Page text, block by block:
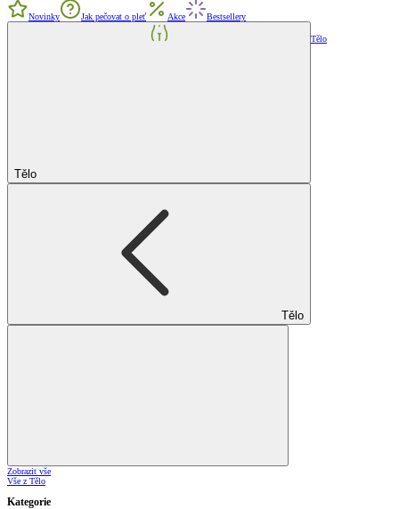
Novinky Jak pečovat o pleť Akce Bestsellery
Tělo
Tělo
Tělo
Zobrazit vše
Vše z Tělo
Kategorie